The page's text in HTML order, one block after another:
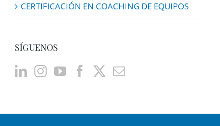
CERTIFICACIÓN EN COACHING DE EQUIPOS
SÍGUENOS